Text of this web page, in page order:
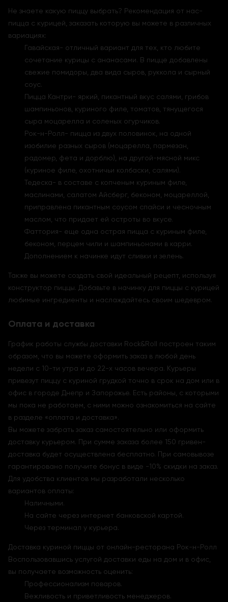
Не знаете какую пиццу выбрать? Рекомендация от нас-
пицца с курицей, заказать которую вы можете в различных
вариациях:
Гавайская- отличный вариант для тех, кто любите
сочетание курицы с ананасами. В пицце добавлены
свежие помидоры, два вида сыров, руккола и сырный
соус.
Пицца Кантри- яркий, пикантный вкус салями, грибов
шампиньонов, куриного филе, томатов, тянущегося
сыра моцарелла и соленых огурчиков.
Рок-н-Ролл- пицца из двух половинок, на одной
изобилие разных сыров (моцарелла, пармезан,
радомер, фета и дорблю), на другой-мясной микс
(куриное филе, охотничьи колбаски, салями).
Тедеска- в составе с копченым куриным филе,
маслинами, салатом Айсберг, беконом, моцареллой,
приправлена пикантным соусом спайси и чесночным
маслом, что придает ей остроты во вкусе.
Фаттория- еще одна острая пицца с куриным филе,
беконом, перцем чили и шампиньонами в карри.
Дополнением к начинке идут сливки и зелень.
Также вы можете создать свой идеальный рецепт, используя
конструктор пиццы. Добавьте в начинку для пиццы с курицей
любимые ингредиенты и наслаждайтесь своим шедевром.
Оплата и доставка
График работы службы доставки Rock&Roll построен таким
образом, что вы можете оформить заказ в любой день
недели с 10-ти утра и до 22-х часов вечера. Курьеры
привезут пиццу с куриной грудкой точно в срок на дом или в
офис в городе Днепр и Запорожье. Есть районы, с которыми
мы пока не работаем, с ними можно ознакомиться на сайте
в разделе «оплата и доставка».
Вы можете забрать заказ самостоятельно или оформить
доставку курьером. При сумме заказа более 150 гривен-
доставка будет осуществлена бесплатно. При самовывозе
гарантировано получите бонус в виде -10% скидки на заказ.
Для удобства клиентов мы разработали несколько
вариантов оплаты:
Наличными.
На сайте через интернет банковской картой.
Через терминал у курьера.
Доставка куриной пиццы от онлайн-ресторана Рок-н-Ролл
Воспользовавшись услугой доставки еды на дом и в офис,
вы получаете возможность оценить:
Профессионализм поваров.
Вежливость и приветливость менеджеров.